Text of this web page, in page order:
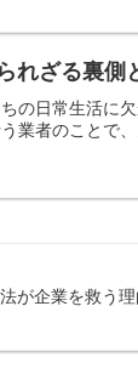
れざる裏側
の日常生活に
業者のことで
が企業を救う理